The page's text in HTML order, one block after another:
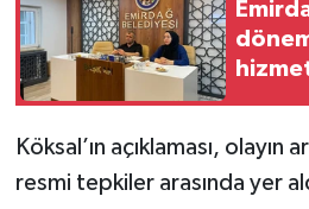
Köksal’ın açıklaması, olayın
resmi tepkiler arasında yer